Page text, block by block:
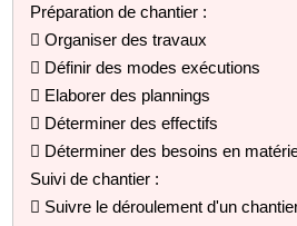
Préparation de chantier :
 Organiser des travaux
 Définir des modes exécutions
 Elaborer des plannings
 Déterminer des effectifs
 Déterminer des besoins en
Suivi de chantier :
 Suivre le déroulement d'un